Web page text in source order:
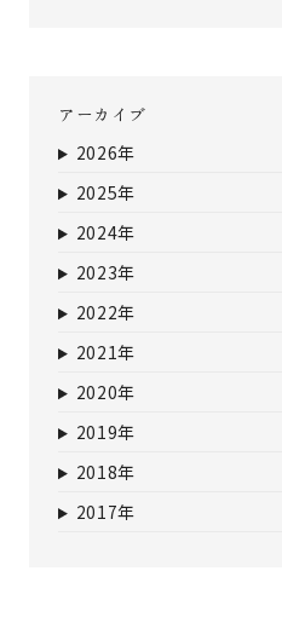
アーカイブ
2026年
2025年
2024年
2023年
2022年
2021年
2020年
2019年
2018年
2017年